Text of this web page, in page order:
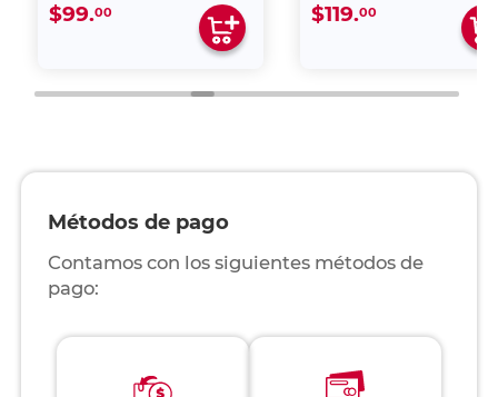
$99.00 $119.00
Métodos de pago
Contamos con los siguientes métodos de
pago: